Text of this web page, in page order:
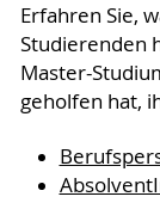
Erfahren Sie,
Studierenden
Master-
geholfen hat,